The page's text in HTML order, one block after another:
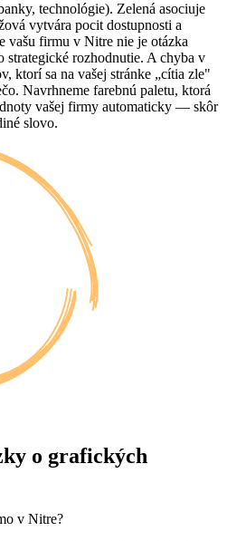
technológie). Zelená asociuje
vytvára pocit dostupnosti a
vašu firmu v Nitre nie je otázka
rozhodnutie. A chyba v
ktorí sa na vašej stránke „cítia zle"
Navrhneme farebnú paletu, ktorá
vašej firmy automaticky — skôr
slovo.
o grafických
v Nitre?